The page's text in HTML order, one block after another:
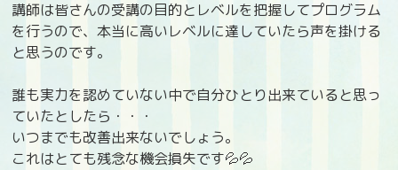
講師は皆さんの受講の目的とレベルを把握してプログラム
を行うので、本当に高いレベルに達していたら声を掛ける
と思うのです。
誰も実力を認めていない中で自分ひとり出来ていると思っ
ていたとしたら・・・
いつまでも改善出来ないでしょう。
これはとても残念な機会損失です💦💦